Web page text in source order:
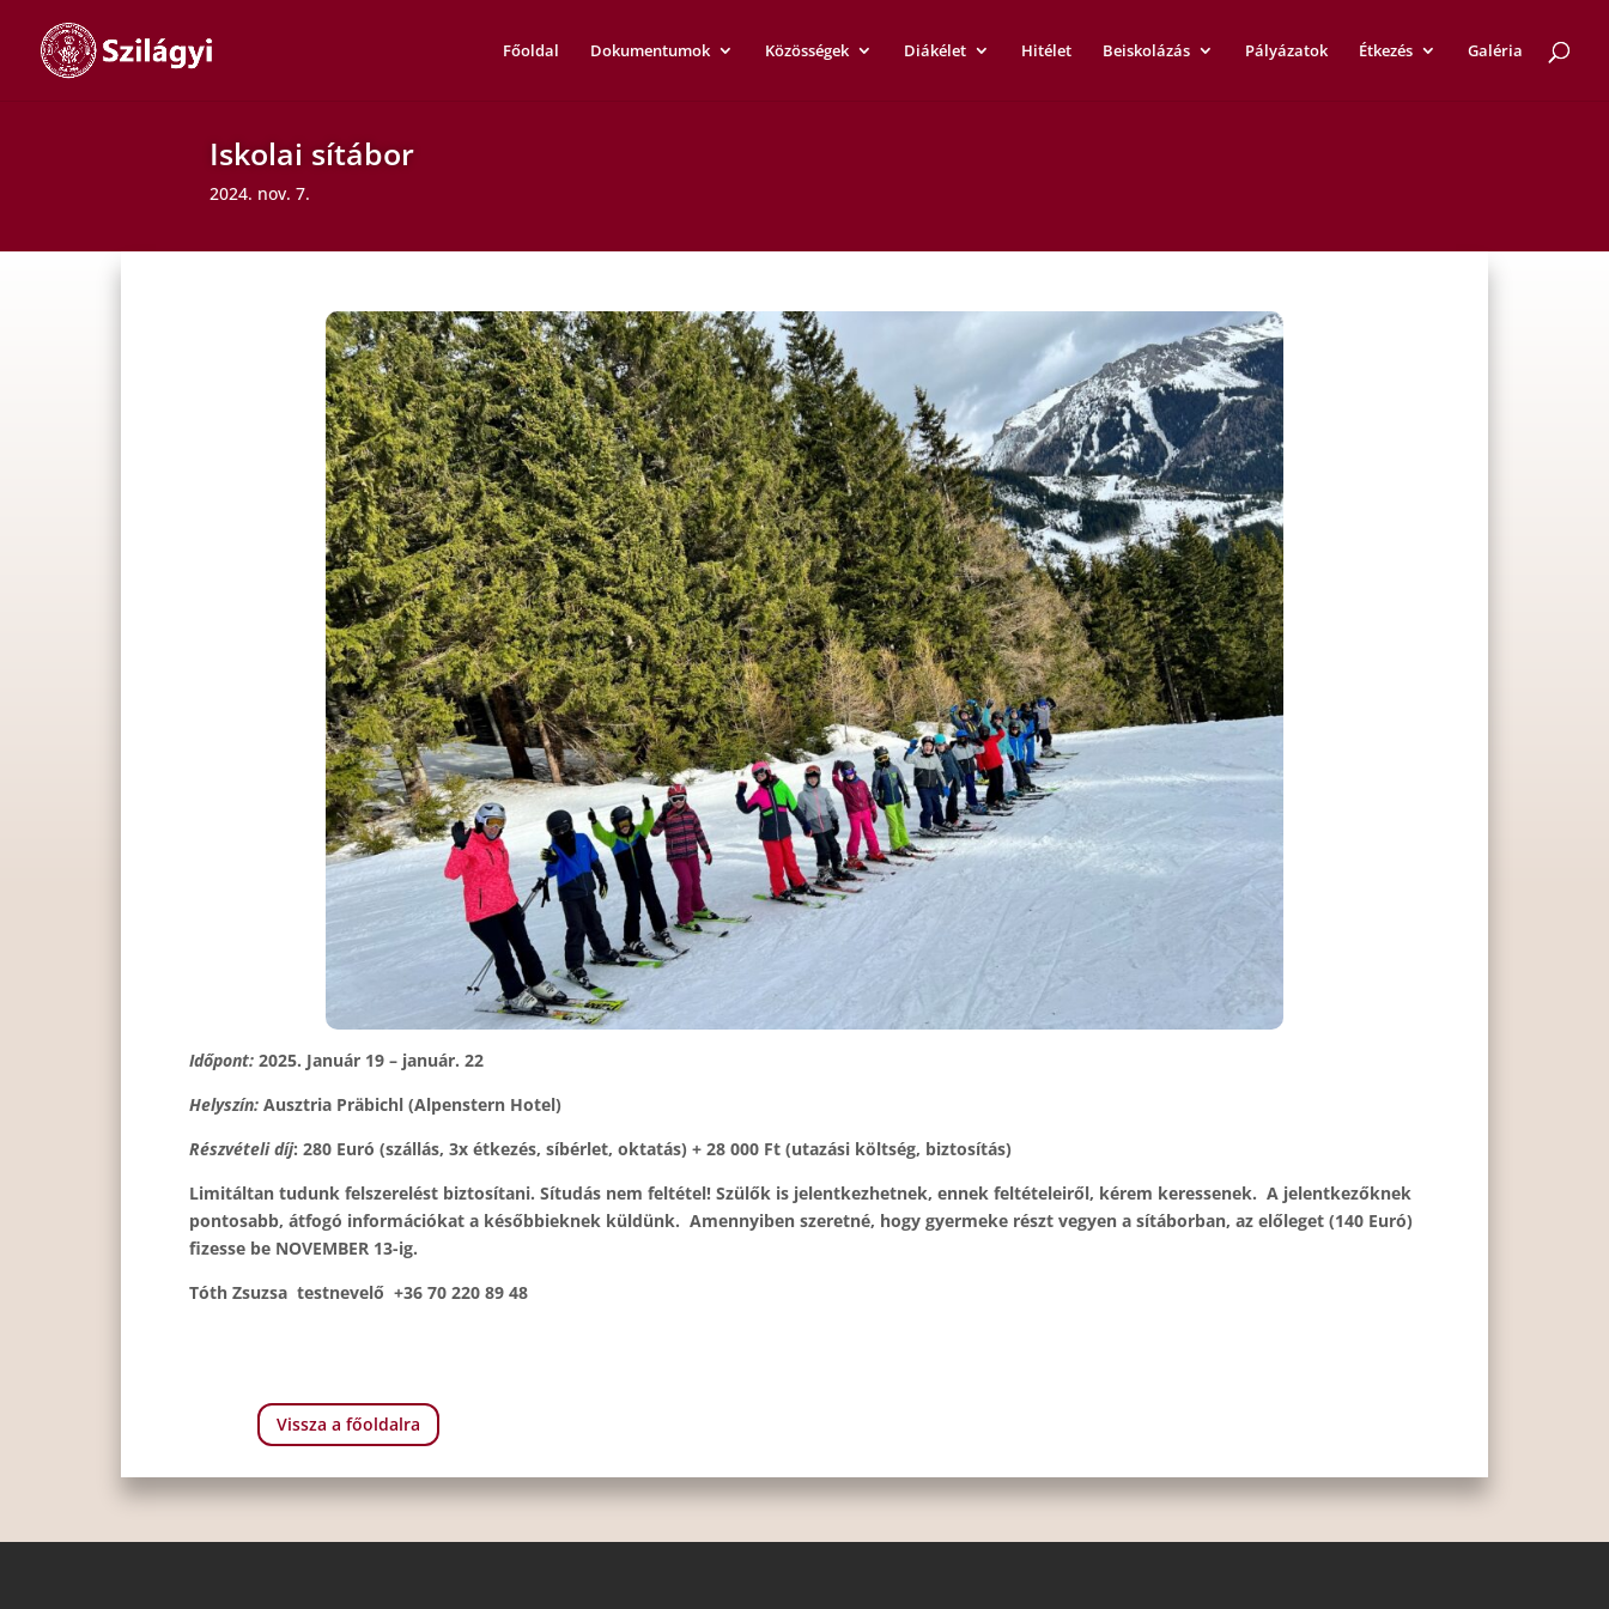
Főoldal Dokumentumok Közösségek Diákélet Hitélet Beiskolázás Pályázatok Étkezés Galéria
Iskolai sítábor
2024. nov. 7.
Időpont:2025. Január 19 – január. 22
Helyszín:Ausztria Präbichl (Alpenstern Hotel)
Részvételi díj: 280 Euró (szállás, 3x étkezés, síbérlet, oktatás) + 28 000 Ft (utazási költség, biztosítás)
Limitáltan tudunk felszerelést biztosítani. Sítudás nem feltétel! Szülők is jelentkezhetnek, ennek feltételeiről, kérem keressenek. A jelentkezőknek
pontosabb, átfogó információkat a későbbieknek küldünk. Amennyiben szeretné, hogy gyermeke részt vegyen a sítáborban, az előleget (140 Euró)
fizesse be NOVEMBER 13-ig.
Tóth Zsuzsa testnevelő +36 70 220 89 48
Vissza a főoldalra